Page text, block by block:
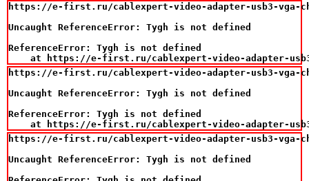
https://e-first.ru/cablexpert-video-adapter-usb3-vga-
Uncaught ReferenceError: Tygh is not defined
ReferenceError: Tygh is not defined
at https://e-first.ru/cablexpert-video-adapter-
https://e-first.ru/cablexpert-video-adapter-usb3-vga-
Uncaught ReferenceError: Tygh is not defined
ReferenceError: Tygh is not defined
at https://e-first.ru/cablexpert-video-adapter-
https://e-first.ru/cablexpert-video-adapter-usb3-vga-
Uncaught ReferenceError: Tygh is not defined